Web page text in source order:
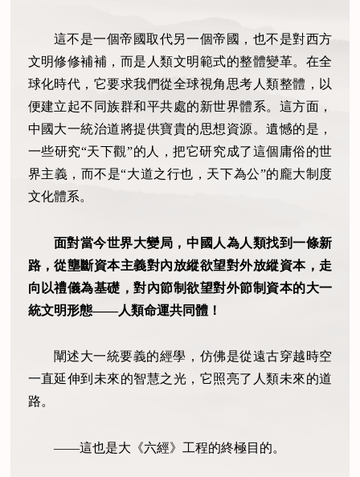
這不是一個帝國取代另一個帝國，也不是對西方
文明修修補補，而是人類文明範式的整體變革。在全
球化時代，它要求我們從全球視角思考人類整體，以
便建立起不同族群和平共處的新世界體系。這方面，
中國大一統治道將提供寶貴的思想資源。遺憾的是，
一些研究“天下觀”的人，把它研究成了這個庸俗的世
界主義，而不是“大道之行也，天下為公”的龐大制度
文化體系。
面對當今世界大變局，中國人為人類找到一條新
路，從壟斷資本主義對內放縱欲望對外放縱資本，走
向以禮儀為基礎，對內節制欲望對外節制資本的大一
統文明形態——人類命運共同體！
闡述大一統要義的經學，仿佛是從遠古穿越時空
一直延伸到未來的智慧之光，它照亮了人類未來的道
路。
——這也是大《六經》工程的終極目的。